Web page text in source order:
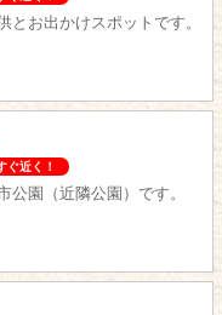
とお出かけスポットです。
ぐ近く！
公園（近隣公園）です。